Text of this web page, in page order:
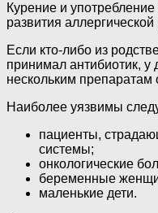
Курение и
развития аллергической
Если кто-либо из
принимал антибиотик, у
нескольким
Наиболее уязвимы
пациенты,
системы;
онкологические
беременные
маленькие дети.